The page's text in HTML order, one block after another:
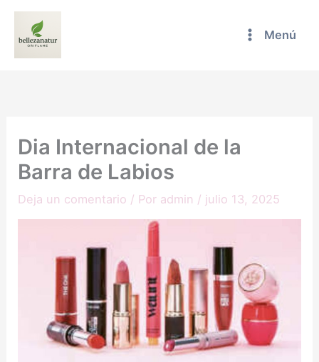
Menú
Dia Internacional de la
Barra de Labios
Deja un comentario / Por admin / julio 13, 2025